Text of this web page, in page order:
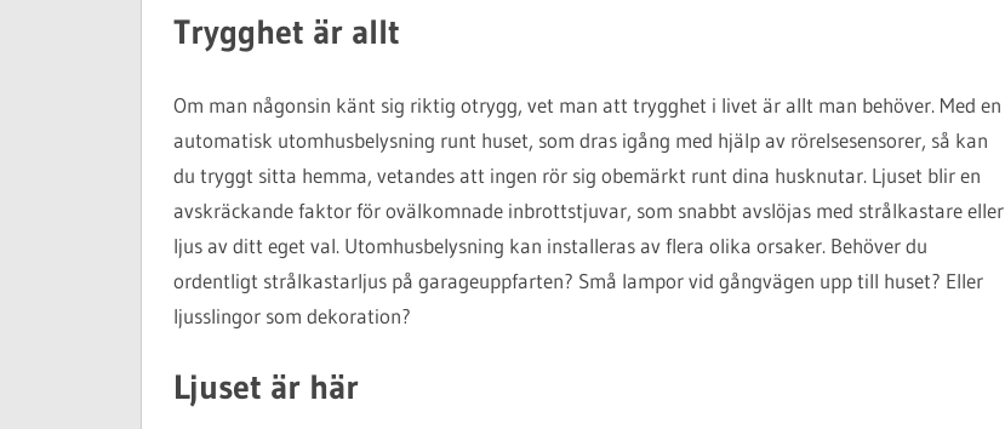
Trygghet är allt
Om man någonsin känt sig riktig otrygg, vet man att trygghet i livet är allt man behöver. Med en
automatisk utomhusbelysning runt huset, som dras igång med hjälp av rörelsesensorer, så kan
du tryggt sitta hemma, vetandes att ingen rör sig obemärkt runt dina husknutar. Ljuset blir en
avskräckande faktor för ovälkomnade inbrottstjuvar, som snabbt avslöjas med strålkastare eller
ljus av ditt eget val. Utomhusbelysning kan installeras av flera olika orsaker. Behöver du
ordentligt strålkastarljus på garageuppfarten? Små lampor vid gångvägen upp till huset? Eller
ljusslingor som dekoration?
Ljuset är här